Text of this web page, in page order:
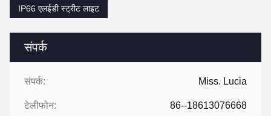
संपर्क
संपर्क: Miss. Lucia
टेलीफोन: 86--18613076668
IP66 एलईडी स्ट्रीट लाइट